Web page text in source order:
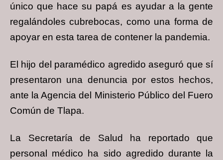
único que hace su papá es ayudar a la gente
regalándoles cubrebocas, como una forma de
apoyar en esta tarea de contener la pandemia.
El hijo del paramédico agredido aseguró que sí
presentaron una denuncia por estos hechos,
ante la Agencia del Ministerio Público del Fuero
Común de Tlapa.
La Secretaría de Salud ha reportado que
personal médico ha sido agredido durante la